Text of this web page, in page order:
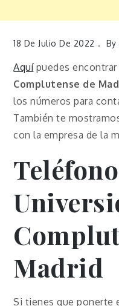
18 De Julio De 2022 By
Aquípuedes encontrar
Complutense de
los números para
También te
con la empresa de la
Teléfono
Madrid
Si tienes que ponerte